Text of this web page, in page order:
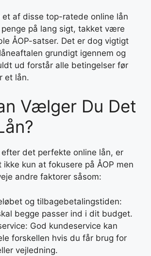
af disse top-ratede online lån
på lang sigt, takket være
ÅOP-satser. Det er dog vigtigt
grundigt igennem og
ud forstår alle betingelser før
et lån.
Vælger Du Det
det perfekte online lån, er
kun at fokusere på ÅOP men
andre faktorer såsom:
og tilbagebetalingstiden:
begge passer ind i dit budget.
God kundeservice kan
forskellen hvis du får brug for
vejledning.